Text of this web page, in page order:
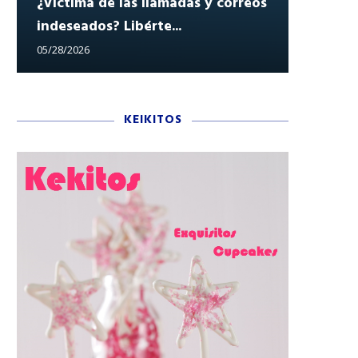
indeseados? Libérte...
05/28/2026
KEIKITOS